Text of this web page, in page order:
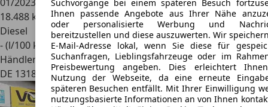
18.488 km
Diesel
- (l/100 km)
Händler
DE 13187
Berlin - Pankow
Suchvorgänge bei einem späteren Besuch
Ihnen passende Angebote aus Ihrer Nähe
oder personalisierte Werbung und
bereitzustellen und diese auszuwerten. Wir
E-Mail-Adresse lokal, wenn Sie diese für
Suchanfragen, Lieblingsfahrzeuge oder im
Preisbewertung angeben. Dies erleichtert
Nutzung der Webseite, da eine erneute
späteren Besuchen entfällt. Mit Ihrer Einwilligung
nutzungsbasierte Informationen an von Ihnen